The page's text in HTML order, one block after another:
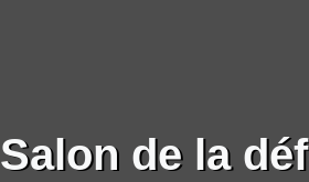
Salon de la